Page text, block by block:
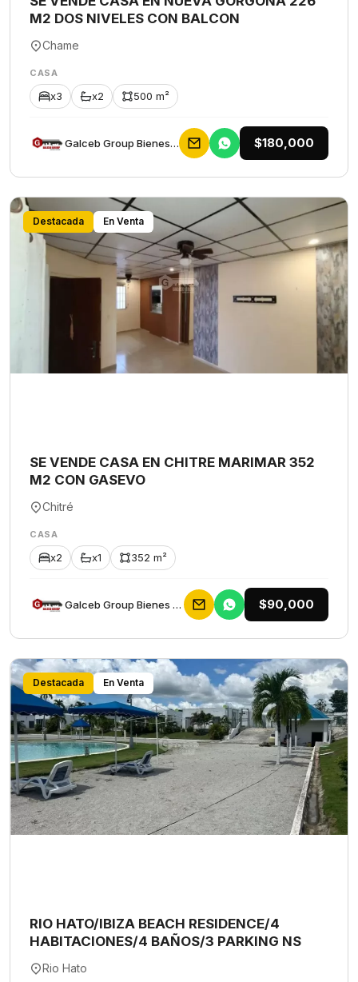
M2 DOS NIVELES CON BALCON
Chame
CASA
x3 x2 500 m²
Galceb Group Bienes Raices $180,000
Destacada En Venta
SE VENDE CASA EN CHITRE MARIMAR 352
M2 CON GASEVO
Chitré
CASA
x2 x1 352 m²
Galceb Group Bienes Raices $90,000
Destacada En Venta
RIO HATO/IBIZA BEACH RESIDENCE/4
HABITACIONES/4 BAÑOS/3 PARKING NS
Rio Hato